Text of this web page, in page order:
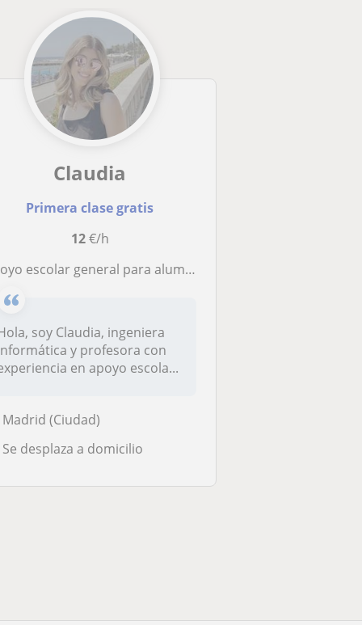
Claudia
Primera clase gratis
12€/h
escolar general para alumnos de primaria
soy Claudia, ingeniera
y profesora con
en apoyo escola...
Madrid (Ciudad)
Se desplaza a domicilio